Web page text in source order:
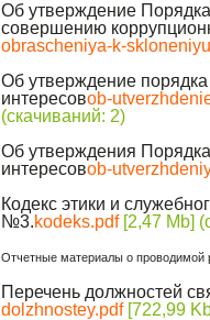
Об утверждение
совершению
obrascheniya-k-
Об утверждение
интересовob-
(cкачиваний: 2)
Об утверждения
интересовob-
Кодекс этики и
№3.kodeks.pdf[2,47 Mb]
Отчетные материалы о проводимой
Перечень должностей
dolzhnostey.pdf[722,99